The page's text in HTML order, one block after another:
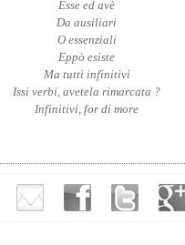
Esse ed avè
Da ausiliari
O essenziali
Eppò esiste
Ma tutti infinitivi
Issi verbi, avetela rimarcata ?
Infinitivi, for di more